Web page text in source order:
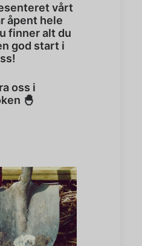
vårt
åpent hele
finner alt du
god start i
oss i
🐣